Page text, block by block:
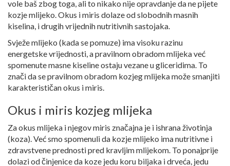
vole baš zbog toga, ali to nikako nije opravdanje da ne pijete
kozje mlijeko. Okus i miris dolaze od slobodnih masnih
kiselina, i drugih vrijednih nutritivnih sastojaka.
Svježe mlijeko (kada se pomuze) ima visoku razinu
energetske vrijednosti, a pravilnom obradom mlijeka već
spomenute masne kiseline ostaju vezane u gliceridima. To
znači da se pravilnom obradom kozjeg mlijeka može smanjiti
karakterističan okus i miris.
Okus i miris kozjeg mlijeka
Za okus mlijeka i njegov miris značajna je i ishrana životinja
(koza). Već smo spomenuli da kozje mlijeko ima nutritivne i
zdravstvene prednosti pred kravljim mlijekom. To ponajprije
dolazi od činjenice da koze jedu koru biljaka i drveća, jedu